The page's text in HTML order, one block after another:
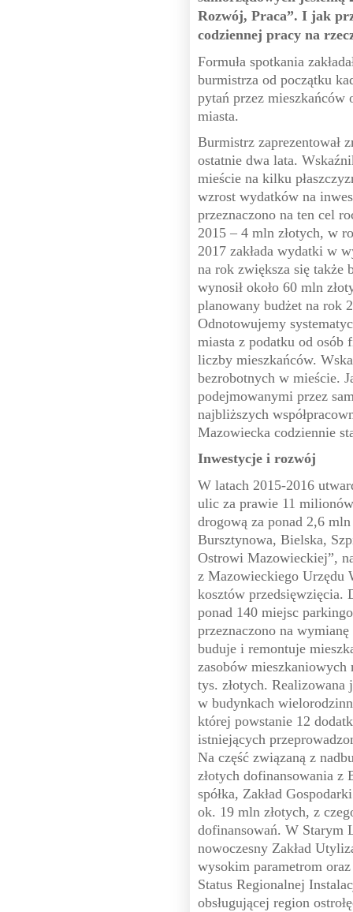
Rozwój, Praca”. I jak
codziennej pracy na
Formuła spotkania
burmistrza od początku
pytań przez mieszkańców
miasta.
Burmistrz zaprezentował
ostatnie dwa lata.
mieście na kilku
wzrost wydatków na
przeznaczono na ten cel
2015 – 4 mln złotych, w
2017 zakłada wydatki w
na rok zwiększa się także
wynosił około 60 mln
planowany budżet na rok
Odnotowujemy
miasta z podatku od osób
liczby mieszkańców.
bezrobotnych w mieście.
podejmowanymi przez
najbliższych
Mazowiecka codziennie
Inwestycje i rozwój
W latach 2015-2016
ulic za prawie 11
drogową za ponad 2,6
Bursztynowa, Bielska,
Ostrowi Mazowieckiej”,
z Mazowieckiego Urzędu
kosztów przedsięwzięcia.
ponad 140 miejsc
przeznaczono na
buduje i remontuje
zasobów mieszkaniowych
tys. złotych. Realizowana
w budynkach
której powstanie 12
istniejących
Na część związaną z
złotych dofinansowania z
spółka, Zakład
ok. 19 mln złotych, z
dofinansowań. W Starym
nowoczesny Zakład
wysokim parametrom
Status Regionalnej
obsługującej region